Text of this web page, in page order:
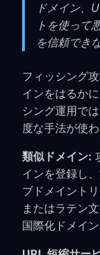
ドメイン、
トを使って
を信頼でき
フィッシング
インをはるか
シング運用で
度な手法が使わ
類似ドメイン:
インを登録し
ブドメイント
またはラテン
国際化ドメイ